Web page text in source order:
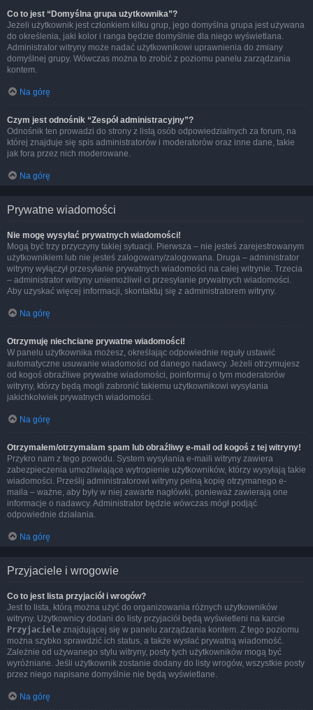
Co to jest “Domyślna grupa użytkownika”?
Jeżeli użytkownik jest członkiem kilku grup, jego domyślna grupa jest używana
do określenia, jaki kolor i ranga będzie domyślnie dla niego wyświetlana.
Administrator witryny może nadać użytkownikowi uprawnienia do zmiany
domyślnej grupy. Wówczas można to zrobić z poziomu panelu zarządzania
kontem.
Na górę
Czym jest odnośnik “Zespół administracyjny”?
Odnośnik ten prowadzi do strony z listą osób odpowiedzialnych za forum, na
której znajduje się spis administratorów i moderatorów oraz inne dane, takie
jak fora przez nich moderowane.
Na górę
Prywatne wiadomości
Nie mogę wysyłać prywatnych wiadomości!
Mogą być trzy przyczyny takiej sytuacji. Pierwsza – nie jesteś zarejestrowanym
użytkownikiem lub nie jesteś zalogowany/zalogowana. Druga – administrator
witryny wyłączył przesyłanie prywatnych wiadomości na całej witrynie. Trzecia
– administrator witryny uniemożliwił ci przesyłanie prywatnych wiadomości.
Aby uzyskać więcej informacji, skontaktuj się z administratorem witryny.
Na górę
Otrzymuję niechciane prywatne wiadomości!
W panelu użytkownika możesz, określając odpowiednie reguły ustawić
automatyczne usuwanie wiadomości od danego nadawcy. Jeżeli otrzymujesz
od kogoś obraźliwe prywatne wiadomości, poinformuj o tym moderatorów
witryny, którzy będą mogli zabronić takiemu użytkownikowi wysyłania
jakichkolwiek prywatnych wiadomości.
Na górę
Otrzymałem/otrzymałam spam lub obraźliwy e-mail od kogoś z tej witryny!
Przykro nam z tego powodu. System wysyłania e-maili witryny zawiera
zabezpieczenia umożliwiające wytropienie użytkowników, którzy wysyłają takie
wiadomości. Prześlij administratorowi witryny pełną kopię otrzymanego e-
maila – ważne, aby były w niej zawarte nagłówki, ponieważ zawierają one
informacje o nadawcy. Administrator będzie wówczas mógł podjąć
odpowiednie działania.
Na górę
Przyjaciele i wrogowie
Co to jest lista przyjaciół i wrogów?
Jest to lista, którą można użyć do organizowania różnych użytkowników
witryny. Użytkownicy dodani do listy przyjaciół będą wyświetleni na karcie
Przyjaciele znajdującej się w panelu zarządzania kontem. Z tego poziomu
można szybko sprawdzić ich status, a także wysłać prywatną wiadomość.
Zależnie od używanego stylu witryny, posty tych użytkowników mogą być
wyróżniane. Jeśli użytkownik zostanie dodany do listy wrogów, wszystkie posty
przez niego napisane domyślnie nie będą wyświetlane.
Na górę